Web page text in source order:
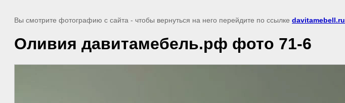
Вы смотрите фотографию с сайта - чтобы вернуться на него перейдите по ссылке davitamebell.ru
Оливия давитамебель.рф фото 71-6